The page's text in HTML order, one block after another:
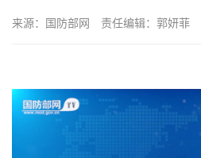
来源：国防部网 责任编辑：郭妍菲